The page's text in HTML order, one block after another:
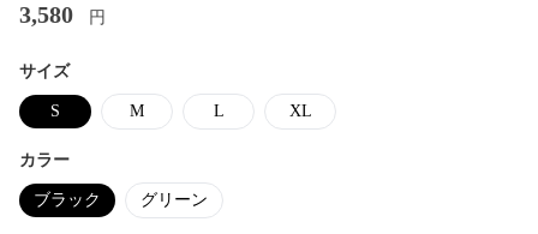
3,580 円
サイズ
S M L XL
カラー
ブラック グリーン